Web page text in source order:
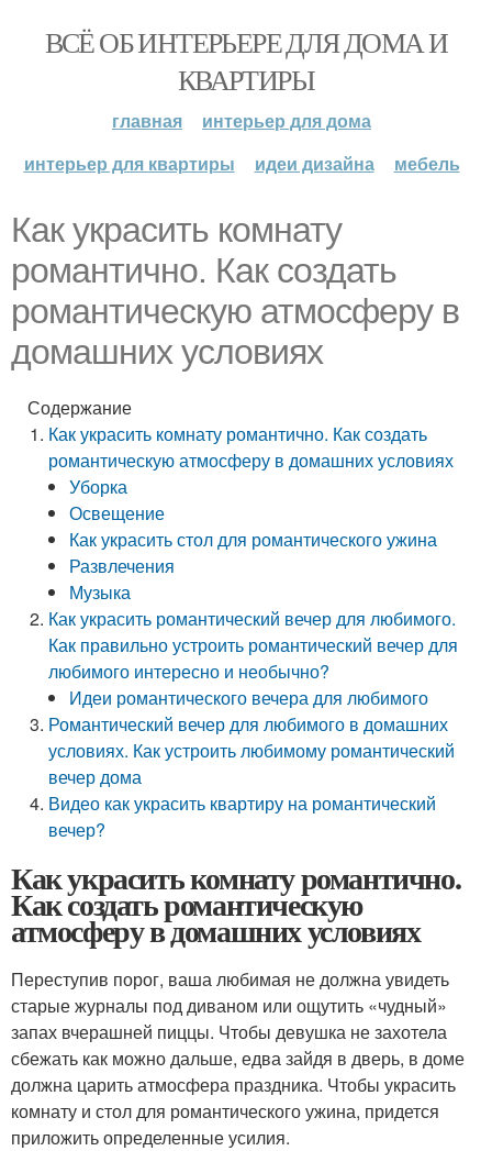
ВСЁ ОБ ИНТЕРЬЕРЕ ДЛЯ ДОМА И
КВАРТИРЫ
главная
интерьер для дома
интерьер для квартиры
идеи дизайна мебель
Как украсить комнату
романтично. Как создать
романтическую атмосферу в
домашних условиях
Содержание
Как украсить комнату романтично. Как создать
романтическую атмосферу в домашних условиях
Уборка
Освещение
Как украсить стол для романтического ужина
Развлечения
Музыка
Как украсить романтический вечер для любимого.
Как правильно устроить романтический вечер для
любимого интересно и необычно?
Идеи романтического вечера для любимого
Романтический вечер для любимого в домашних
условиях. Как устроить любимому романтический
вечер дома
Видео как украсить квартиру на романтический
вечер?
Как украсить комнату романтично.
Как создать романтическую
атмосферу в домашних условиях
Переступив порог, ваша любимая не должна увидеть
старые журналы под диваном или ощутить «чудный»
запах вчерашней пиццы. Чтобы девушка не захотела
сбежать как можно дальше, едва зайдя в дверь, в доме
должна царить атмосфера праздника. Чтобы украсить
комнату и стол для романтического ужина, придется
приложить определенные усилия.